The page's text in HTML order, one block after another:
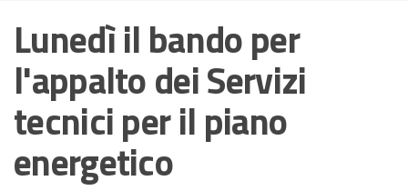
Lunedì il bando per
l'appalto dei Servizi
tecnici per il piano
energetico